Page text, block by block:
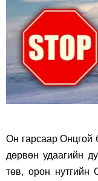
FacebookTwitter
Он гарсаар Онцгой
дөрвөн удаагийн
төв, орон нутгийн